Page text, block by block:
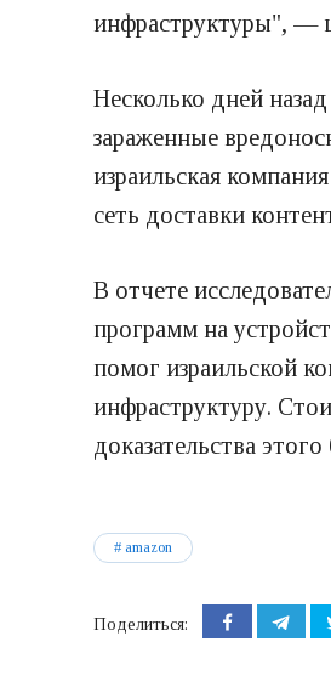
инфраструктуры", —
Несколько дней
зараженные
израильская
сеть доставки
В отчете
программ на
помог израильской
инфраструктуру.
доказательства
amazon
Поделиться: